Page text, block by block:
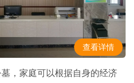
查看详情
，家庭可以根据自身的经济